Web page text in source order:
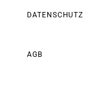
DATENSCHUTZ
AGB